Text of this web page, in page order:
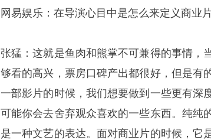
网易娱乐：在导演心目中是怎么来定义商业
张猛：这就是鱼肉和熊掌不可兼得的事情，
够看的高兴，票房口碑产出都很好，但是有
一部影片的时候，我们想要做到一些更有深
可能你会去舍弃观众喜欢的一些东西。纯纯
是一种文艺的表达。面对商业片的时候，它